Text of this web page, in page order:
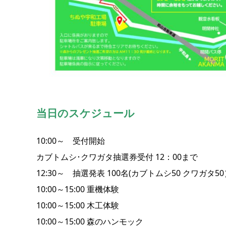
当日のスケジュール
10:00～ 受付開始
カブトムシ･クワガタ抽選券受付 12：00まで
12:30～ 抽選発表 100名(カブトムシ50 クワガタ50
10:00～15:00 重機体験
10:00～15:00 木工体験
10:00～15:00 森のハンモック